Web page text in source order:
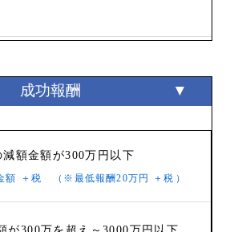
成功報酬
減額金額が300万円以下
額 ＋税 （※最低報酬20万円 ＋税 ）